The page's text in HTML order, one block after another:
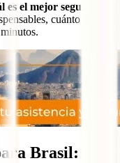
es el mejor seguro de
cuánto puede
Brasil: